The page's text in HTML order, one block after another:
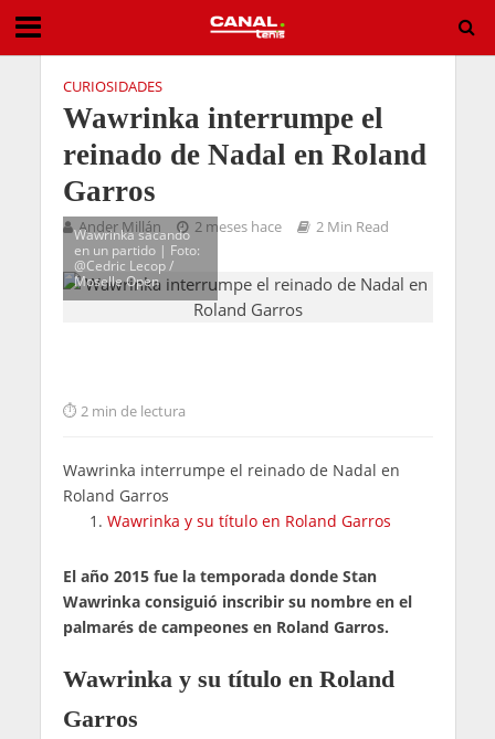
CURIOSIDADES
Wawrinka interrumpe el
reinado de Nadal en Roland
Garros
Ander Millán 2 meses hace 2 Min Read
Wawrinka sacando
en un partido | Foto:
@Cedric Lecop /
Moselle Open
2 min de lectura
Wawrinka interrumpe el reinado de Nadal en
Roland Garros
Wawrinka y su título en Roland Garros
El año 2015 fue la temporada donde Stan
Wawrinka consiguió inscribir su nombre en el
palmarés de campeones en Roland Garros.
Wawrinka y su título en Roland
Garros